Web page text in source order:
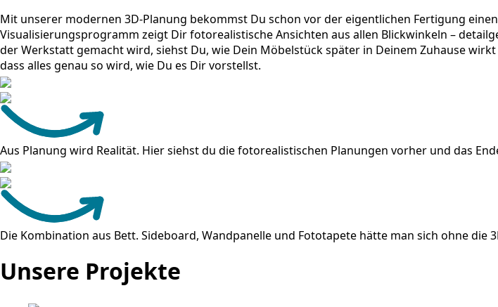
Mit unserer modernen 3D-Planung bekommst Du schon vor der eigentlichen Fertigung
Visualisierungsprogramm zeigt Dir fotorealistische Ansichten aus allen Blickwinkeln –
der Werkstatt gemacht wird, siehst Du, wie Dein Möbelstück später in Deinem Zuhause
dass alles genau so wird, wie Du es Dir vorstellst.
Aus Planung wird Realität. Hier siehst du die fotorealistischen Planungen vorher und das
Die Kombination aus Bett. Sideboard, Wandpanelle und Fototapete hätte man sich ohne die
Unsere Projekte